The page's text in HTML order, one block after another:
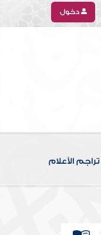
دخول
تراجم الأعلام